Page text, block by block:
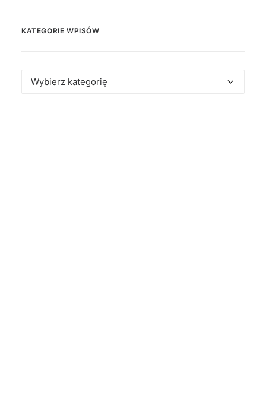
KATEGORIE WPISÓW
Kategorie